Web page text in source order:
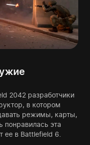
2042 разработчики
в котором
режимы, карты,
понравилась эта
ее в Battlefield 6.